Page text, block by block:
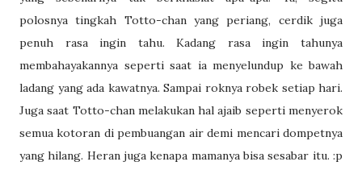
polosnya tingkah Totto-chan yang periang, cerdik juga
penuh rasa ingin tahu. Kadang rasa ingin tahunya
membahayakannya seperti saat ia menyelundup ke bawah
ladang yang ada kawatnya. Sampai roknya robek setiap hari.
Juga saat Totto-chan melakukan hal ajaib seperti menyerok
semua kotoran di pembuangan air demi mencari dompetnya
yang hilang. Heran juga kenapa mamanya bisa sesabar itu. :p